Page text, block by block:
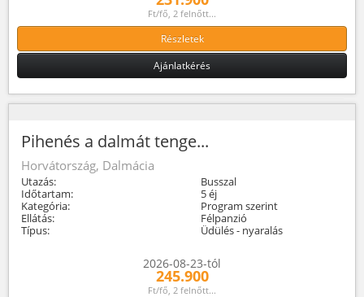
Ft/fő, 2 felnőtt...
Részletek
Ajánlatkérés
Pihenés a dalmát tenge...
Horvátország, Dalmácia
Utazás:
Busszal
Időtartam:
5 éj
Kategória:
Program szerint
Ellátás:
Félpanzió
Típus:
Üdülés - nyaralás
2026-08-23-tól
245.900
Ft/fő, 2 felnőtt...